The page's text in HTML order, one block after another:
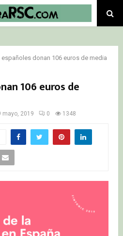
españoles donan 106 euros de media
106 euros de
mayo, 2019 0 1348